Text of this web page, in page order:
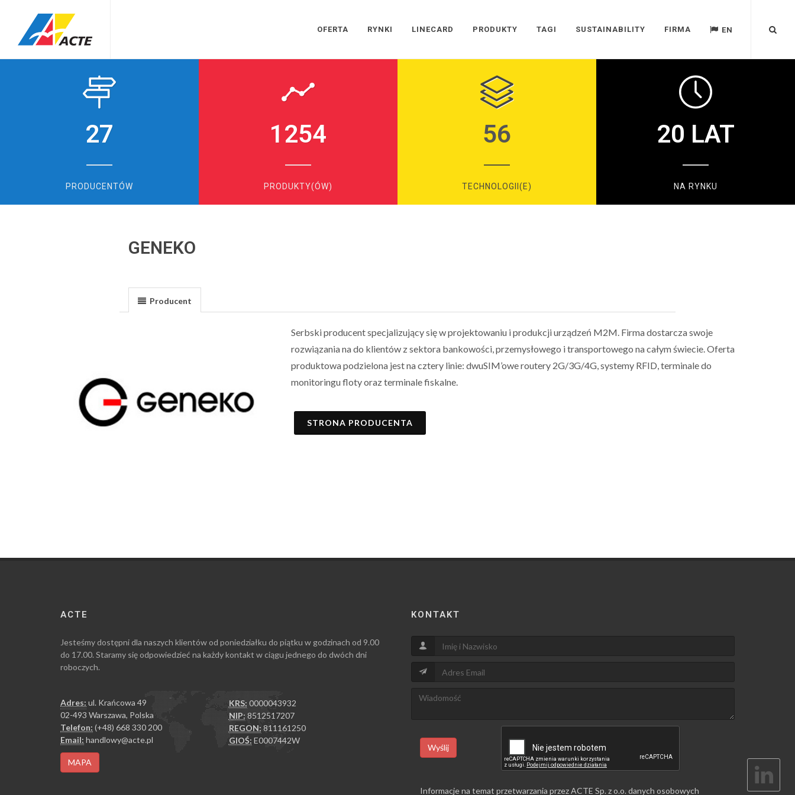
OFERTA RYNKI LINECARD PRODUKTY TAGI SUSTAINABILITY FIRMA EN
27
PRODUCENTÓW
1254
PRODUKTY(ÓW)
56
TECHNOLOGII(E)
20 LAT
NA RYNKU
GENEKO
Producent
Serbski producent specjalizujący się w projektowaniu i produkcji urządzeń M2M. Firma dostarcza swoje
rozwiązania na do klientów z sektora bankowości, przemysłowego i transportowego na całym świecie. Oferta
produktowa podzielona jest na cztery linie: dwuSIM’owe routery 2G/3G/4G, systemy RFID, terminale do
monitoringu floty oraz terminale fiskalne.
STRONA PRODUCENTA
ACTE
Jesteśmy dostępni dla naszych klientów od poniedziałku do piątku w godzinach od 9.00
do 17.00. Staramy się odpowiedzieć na każdy kontakt w ciągu jednego do dwóch dni
roboczych.
Adres: ul. Krańcowa 49
02-493 Warszawa, Polska
Telefon: (+48) 668 330 200
Email: handlowy@acte.pl
KRS: 0000043932
NIP: 8512517207
REGON: 811161250
GIOŚ: E0007442W
MAPA
KONTAKT
Wyślij
Informacje na temat przetwarzania przez ACTE Sp. z o.o. danych osobowych